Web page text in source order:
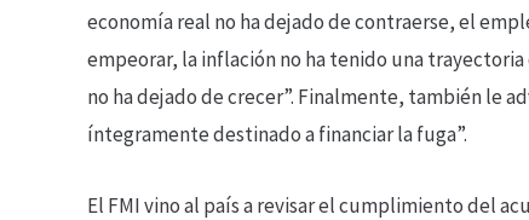
economía real no ha dejado de contraerse, el
empeorar, la inflación no ha tenido una
no ha dejado de crecer”. Finalmente, también le
íntegramente destinado a financiar la fuga”.
El FMI vino al país a revisar el cumplimiento del